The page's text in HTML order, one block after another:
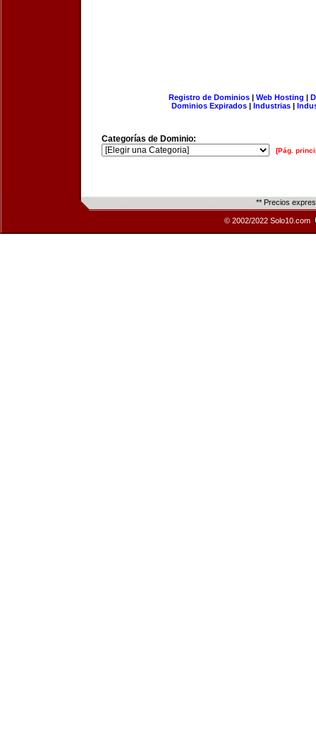
Registro de Dominios| Web Hosting |
Dominios Expirados | Industrias |
Categorías de Dominio:
[Pág.
** Precios
© 2002/2022 Solo10.com